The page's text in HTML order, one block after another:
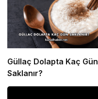
Güllaç Dolapta Kaç Gün
Saklanır?